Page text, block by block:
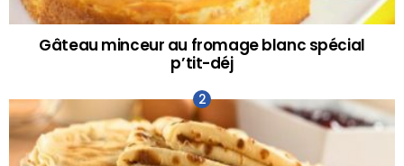
Gâteau minceur au fromage blanc spécial
p’tit-déj